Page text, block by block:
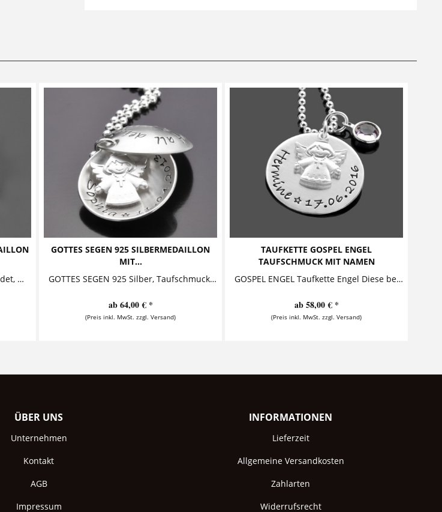
GESEGNET GOLD 925 Silber vergoldet, Medaillon mit Taufring, Taufkette Diese zauberhafte Taufkette mit Gravur besteht aus einem...
GOTTES SEGEN 925 SILBERMEDAILLON
MIT...
GOTTES SEGEN 925 Silber, Taufschmuck, Anhaenger mit Name Zwei Buttons - der äußere mit dem Text "Gottes Segen auf all deinen Wegen", der...
ab 64,00 € *
(Preis inkl. MwSt. zzgl. Versand)
TAUFKETTE GOSPEL ENGEL
TAUFSCHMUCK MIT NAMEN
GOSPEL ENGEL Taufkette Engel Diese bezaubernde Taufkette besteht aus einem personalisierten Anhänger, der zusammen mit einem sehr schön...
ab 58,00 € *
(Preis inkl. MwSt. zzgl. Versand)
ÜBER UNS
Unternehmen
Kontakt
AGB
Impressum
INFORMATIONEN
Lieferzeit
Allgemeine Versandkosten
Zahlarten
Widerrufsrecht